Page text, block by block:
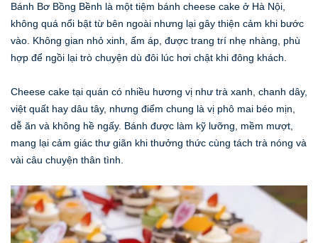
Bánh Bơ Bồng Bềnh là một tiệm bánh cheese cake ở Hà Nội,
không quá nổi bật từ bên ngoài nhưng lại gây thiện cảm khi bước
vào. Không gian nhỏ xinh, ấm áp, được trang trí nhẹ nhàng, phù
hợp để ngồi lại trò chuyện dù đôi lúc hơi chật khi đông khách.
Cheese cake tại quán có nhiều hương vị như trà xanh, chanh dây,
việt quất hay dâu tây, nhưng điểm chung là vị phô mai béo mịn,
dễ ăn và không hề ngấy. Bánh được làm kỹ lưỡng, mềm mượt,
mang lại cảm giác thư giãn khi thưởng thức cùng tách trà nóng và
vài câu chuyện thân tình.